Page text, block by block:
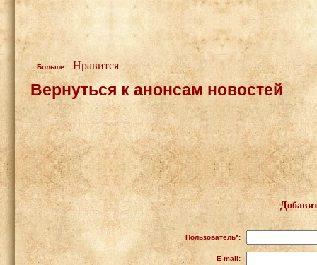
| Больше Нравится
Вернуться к анонсам новостей
Пользователь*:
E-mail: